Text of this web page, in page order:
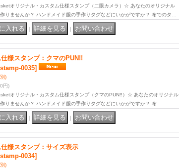
オリジナル・カスタム仕様スタンプ（二眼カメラ）☆ あなたのオリジナル
りませんか？ ハンドメイド服の手作りタグなどにいかがですか？ 布でのタ…
｜ ｜
様スタンプ：クマのPUN!!
0035]
)
円)
オリジナル・カスタム仕様スタンプ（クマのPUN!!）☆ あなたのオリジナル
りませんか？ ハンドメイド服の手作りタグなどにいかがですか？ 布…
｜ ｜
様スタンプ：サイズ表示
0034]
)